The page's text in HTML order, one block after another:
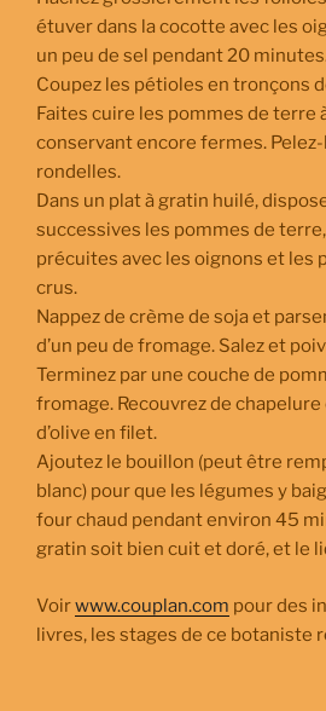
étuver dans la cocotte avec les
un peu de sel pendant 20
Coupez les pétioles en tronçons
Faites cuire les pommes de terre
conservant encore fermes.
rondelles.
Dans un plat à gratin huilé,
successives les pommes de
précuites avec les oignons et les
crus.
Nappez de crème de soja et
d’un peu de fromage. Salez et
Terminez par une couche de
fromage. Recouvrez de chapelure
d’olive en filet.
Ajoutez le bouillon (peut être
blanc) pour que les légumes y
four chaud pendant environ 45
gratin soit bien cuit et doré, et le
Voirwww.couplan.com pour des
livres, les stages de ce botaniste